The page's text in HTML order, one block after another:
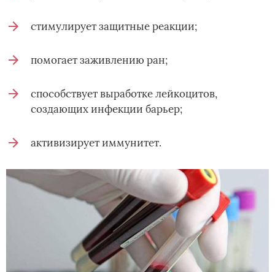
стимулирует защитные реакции;
помогает заживлению ран;
способствует выработке лейкоцитов,
создающих инфекции барьер;
активизирует иммунитет.